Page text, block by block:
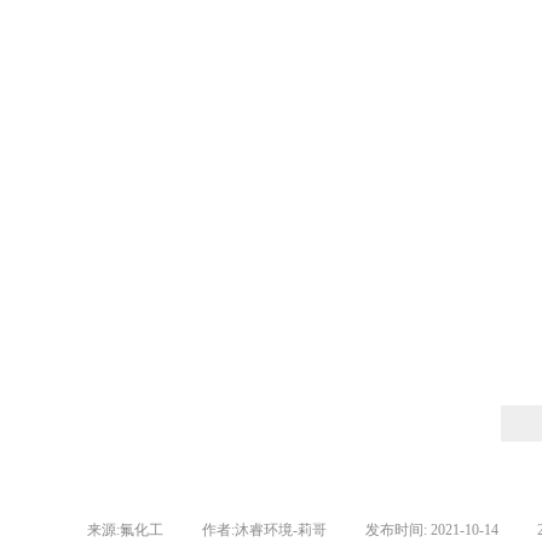
来源:氟化工 作者:沐睿环境-莉哥 发布时间: 2021-10-14